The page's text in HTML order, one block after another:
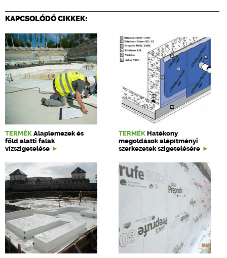
KAPCSOLÓDÓ CIKKEK:
TERMÉK Alaplemezek és
föld alatti falak
vízszigetelése
TERMÉK Hatékony
megoldások alépítményi
szerkezetek szigetelésére